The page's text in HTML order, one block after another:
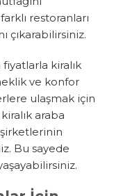
restoranları
çıkarabilirsiniz.
kiralık
ve konfor
ulaşmak için
araba
Bu sayede